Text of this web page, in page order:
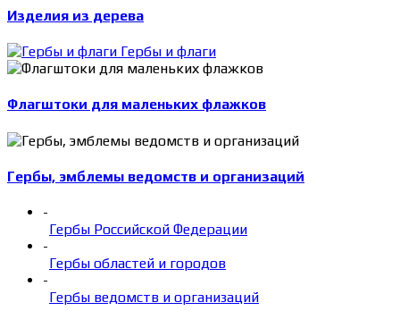
Изделия из дерева
Гербы и флаги
Флагштоки для маленьких флажков
Гербы, эмблемы ведомств и организаций
-
Гербы Российской Федерации
-
Гербы областей и городов
-
Гербы ведомств и организаций